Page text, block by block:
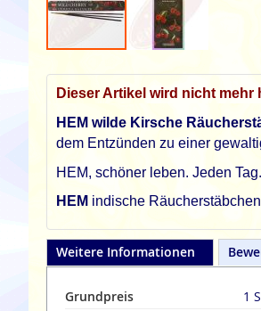
Anfang
der
Bildgalerie
springen
Dieser Artikel wird nicht mehr
HEM wilde Kirsche
dem Entzünden zu einer
HEM, schöner leben. Jeden Tag.
HEM indische
Weitere Informationen
Grundpreis
1